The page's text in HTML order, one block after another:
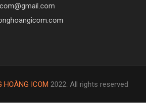
HOÀNG ICOM 2022. All rights reserved